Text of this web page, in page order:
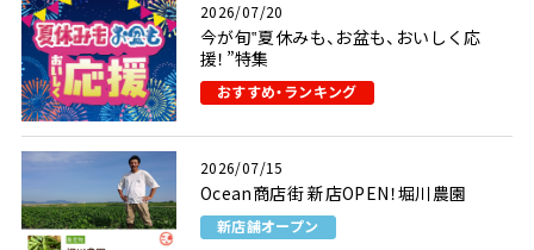
2026/07/20
今が旬‟夏休みも、お盆も、おいしく応
援！”特集
おすすめ・ランキング
2026/07/15
Ocean商店街 新店OPEN！堀川農園
新店舗オープン